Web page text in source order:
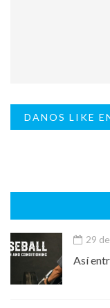
DANOS LIKE
29
Así